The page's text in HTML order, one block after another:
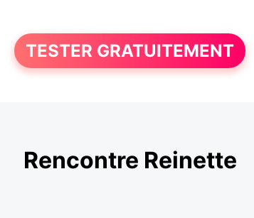
TESTER GRATUITEMENT
Rencontre Reinette